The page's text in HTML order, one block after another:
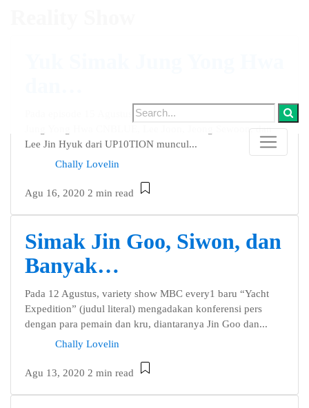
Pada episode 15 Agustus dari JTBC “Ask Us Anything,”
Jung Yong Hwa CNBLUE, Lee Joon, Jeong Sewoon, dan
Lee Jin Hyuk dari UP10TION muncul...
Chally Lovelin
Agu 16, 2020 2 min read
Simak Jin Goo, Siwon, dan
Banyak…
Pada 12 Agustus, variety show MBC every1 baru “Yacht
Expedition” (judul literal) mengadakan konferensi pers
dengan para pemain dan kru, diantaranya Jin Goo dan...
Chally Lovelin
Agu 13, 2020 2 min read